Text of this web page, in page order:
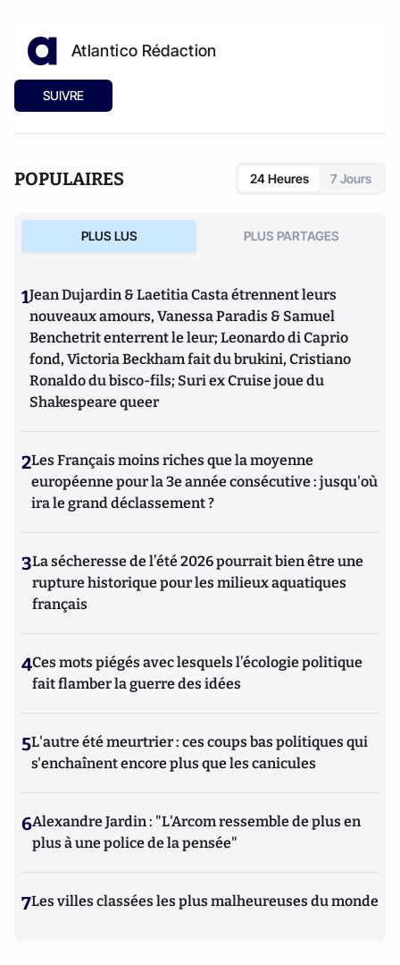
Atlantico Rédaction
SUIVRE
POPULAIRES 24 Heures 7 Jours
PLUS LUS PLUS PARTAGES
1Jean Dujardin & Laetitia Casta étrennent leurs
nouveaux amours, Vanessa Paradis & Samuel
Benchetrit enterrent le leur; Leonardo di Caprio
fond, Victoria Beckham fait du brukini, Cristiano
Ronaldo du bisco-fils; Suri ex Cruise joue du
Shakespeare queer
2Les Français moins riches que la moyenne
européenne pour la 3e année consécutive : jusqu'où
ira le grand déclassement ?
3La sécheresse de l’été 2026 pourrait bien être une
rupture historique pour les milieux aquatiques
français
4Ces mots piégés avec lesquels l’écologie politique
fait flamber la guerre des idées
5L'autre été meurtrier : ces coups bas politiques qui
s'enchaînent encore plus que les canicules
6Alexandre Jardin : "L'Arcom ressemble de plus en
plus à une police de la pensée"
7Les villes classées les plus malheureuses du monde